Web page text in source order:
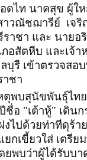
ดไท นาคสุข ผู้ใ
าวณัชฌารีย์ เจริ
ราชา และ นาย
อสัตหีบ และเจ้
บุรี เข้าตรวจสอ
าชา
ตุพบสุนัขพันธุ์ไท
ชื่อ "เต้าหู้" เดิน
ไปด้วยท่าทีดุร้า
กเขี้ยวใส่ เตรีย
ยพบว่าผู้ได้รับบ